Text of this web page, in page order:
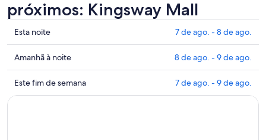
próximos: Kingsway Mall
Mostrar
preços
perto
de
Kingsway
Mall
Esta noite 7 de ago. - 8 de ago.
Mostrar
preços
perto
de
Amanhã à noite 8 de ago. - 9 de ago.
Mostrar
preços
Este fim de semana 7 de ago. - 9 de ago.